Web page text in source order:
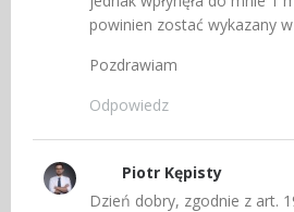
powinien zostać wykazany
Pozdrawiam
Odpowiedz
Piotr Kępisty
Dzień dobry, zgodnie z art.